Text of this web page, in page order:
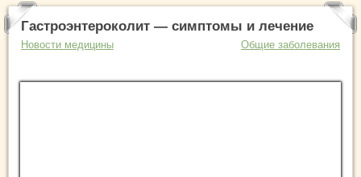
Гастроэнтероколит — симптомы и лечение
Новости медицины Общие заболевания